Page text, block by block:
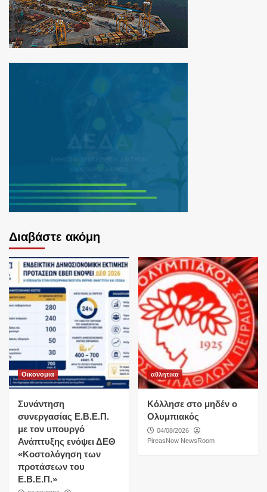
Διαβάστε ακόμη
Οικονομια
Συνάντηση
συνεργασίας Ε.Β.Ε.Π.
με τον υπουργό
Ανάπτυξης ενόψει ΔΕΘ
«Κοστολόγηση των
προτάσεων του
Ε.Β.Ε.Π.»
αθλητικα
Κόλλησε στο μηδέν ο
Ολυμπιακός
04/08/2026
PireasNow NewsRoom